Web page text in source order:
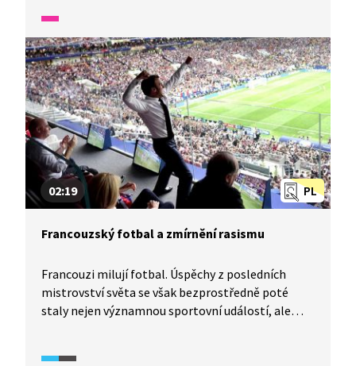
PL
02:19
Francouzský fotbal a zmírnění rasismu
Francouzi milují fotbal. Úspěchy z posledních
mistrovství světa se však bezprostředně poté
staly nejen významnou sportovní událostí, ale